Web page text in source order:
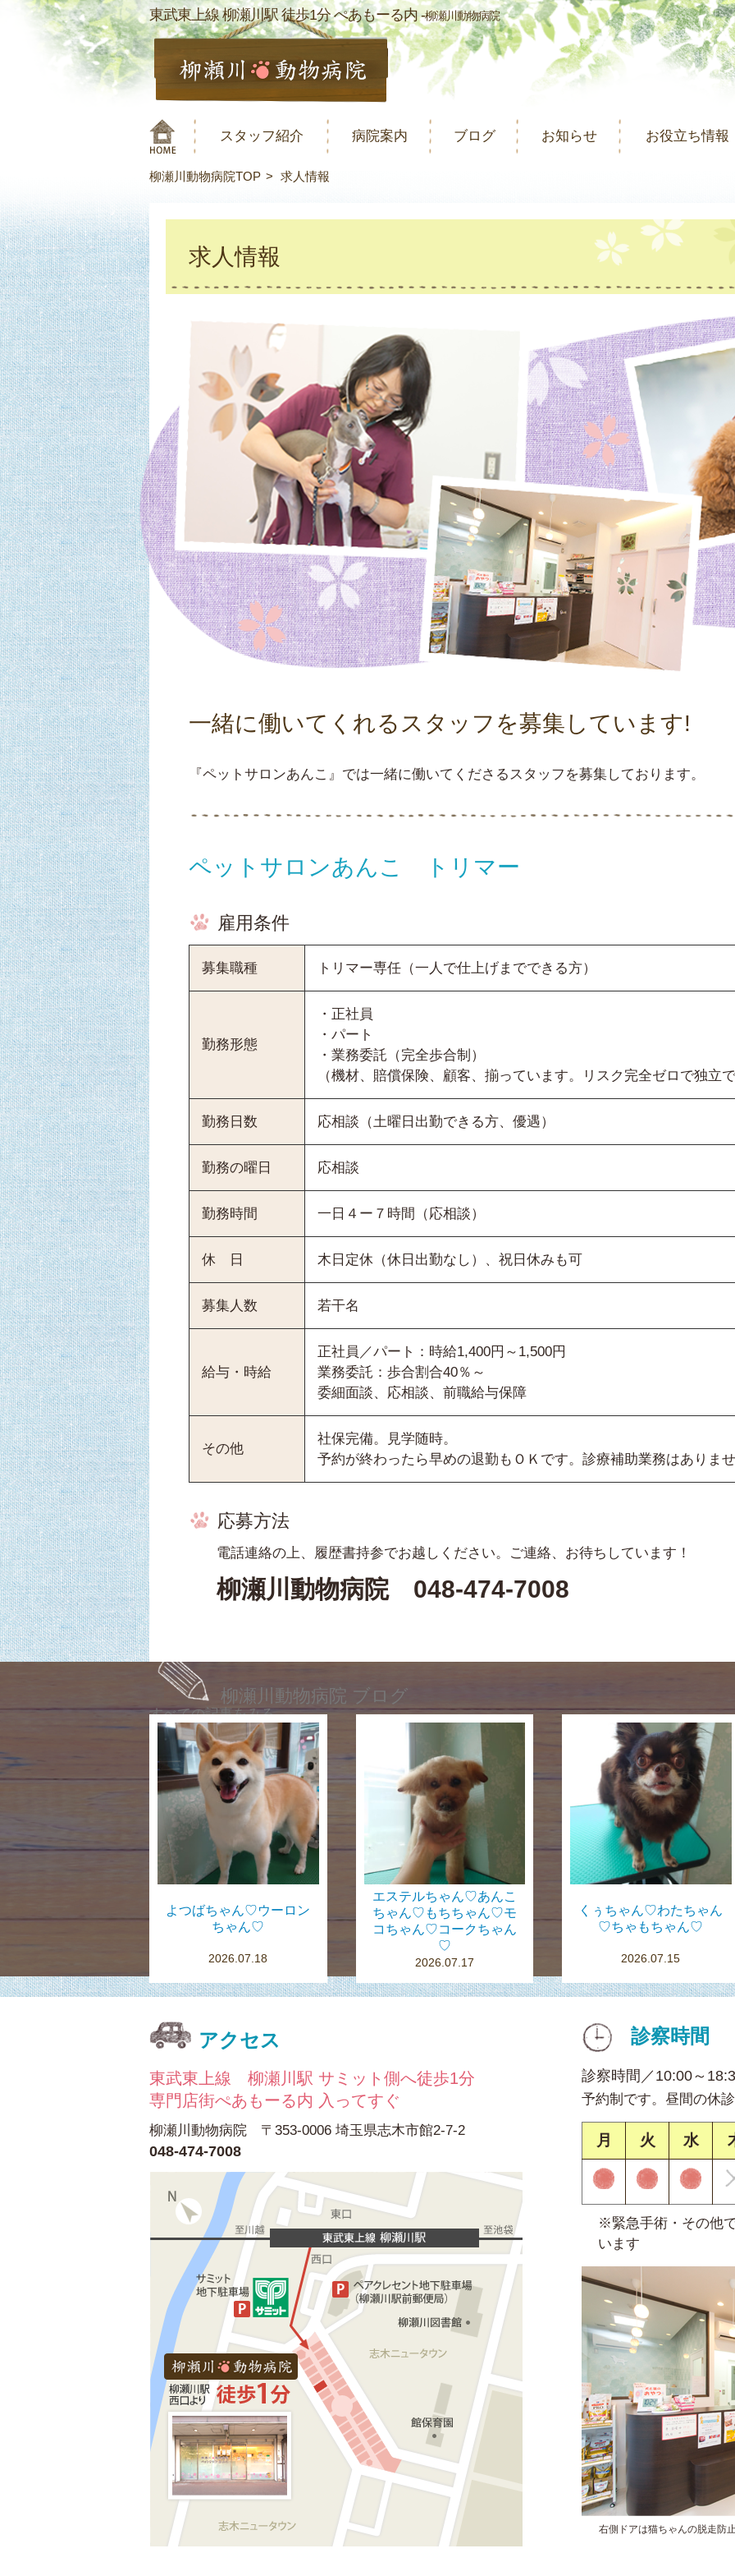
東武東上線 柳瀬川駅 徒歩1分 ぺあもーる内 -柳瀬川動物病院
スタッフ紹介 病院案内 ブログ お知らせ お役立ち情報
柳瀬川動物病院TOP 求人情報
求人情報
一緒に働いてくれるスタッフを募集しています!
『ペットサロンあんこ』では一緒に働いてくださるスタッフを募集しております。
ペットサロンあんこ トリマー
雇用条件
募集職種 トリマー専任（一人で仕上げまでできる方）
勤務形態
・正社員
・パート
・業務委託（完全歩合制）
（機材、賠償保険、顧客、揃っています。リスク完全ゼロで独立
勤務日数 応相談（土曜日出勤できる方、優遇）
勤務の曜日 応相談
勤務時間 一日４ー７時間（応相談）
休 日 木日定休（休日出勤なし）、祝日休みも可
募集人数 若干名
給与・時給
正社員／パート：時給1,400円～1,500円
業務委託：歩合割合40％～
委細面談、応相談、前職給与保障
その他
社保完備。見学随時。
予約が終わったら早めの退勤もＯＫです。診療補助業務はありま
応募方法
電話連絡の上、履歴書持参でお越しください。ご連絡、お待ちしています！
柳瀬川動物病院 048-474-7008
柳瀬川動物病院 ブログ
すべての記事をみる
よつばちゃん♡ウーロン
ちゃん♡
2026.07.18
エステルちゃん♡あんこ
ちゃん♡もちちゃん♡モ
コちゃん♡コークちゃん
♡
2026.07.17
くぅちゃん♡わたちゃん
♡ちゃもちゃん♡
2026.07.15
アクセス
東武東上線 柳瀬川駅 サミット側へ徒歩1分
専門店街ぺあもーる内 入ってすぐ
柳瀬川動物病院 〒353-0006 埼玉県志木市館2-7-2
048-474-7008
診察時間
診察時間／10:00～
予約制です。昼間の休
月 火 水
※緊急手術・その他
います
右側ドアは猫ちゃんの脱走防